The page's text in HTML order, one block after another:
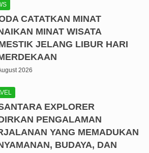
CATATKAN MINAT
MINAT WISATA
JELANG LIBUR HARI
2026
EXPLORER
PENGALAMAN
YANG MEMADUKAN
BUDAYA, DAN